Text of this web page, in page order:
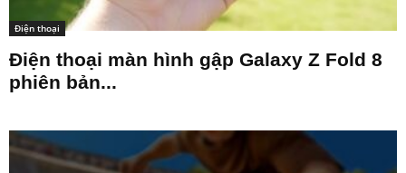
Điện thoại
Điện thoại màn hình gập Galaxy Z Fold 8
phiên bản...